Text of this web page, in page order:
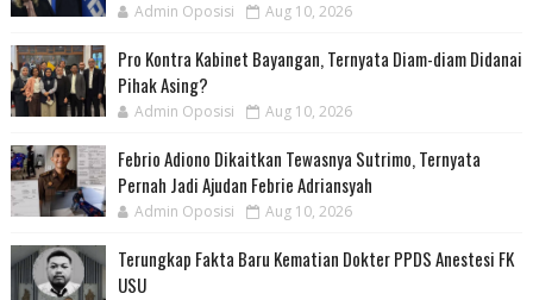
Admin Oposisi Aug 10, 2026
Pro Kontra Kabinet Bayangan, Ternyata Diam-diam Didanai
Pihak Asing?
Admin Oposisi Aug 10, 2026
Febrio Adiono Dikaitkan Tewasnya Sutrimo, Ternyata
Pernah Jadi Ajudan Febrie Adriansyah
Admin Oposisi Aug 10, 2026
Terungkap Fakta Baru Kematian Dokter PPDS Anestesi FK
USU